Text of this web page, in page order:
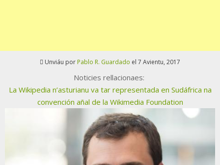
Unviáu por Pablo R. Guardado el 7 Avientu, 2017
Noticies rellacionaes:
La Wikipedia n’asturianu va tar representada en Sudáfrica na
convención añal de la Wikimedia Foundation